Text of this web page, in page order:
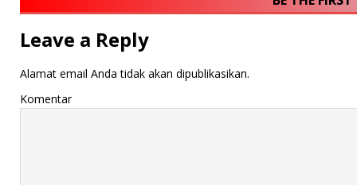
Leave a Reply
Alamat email Anda tidak akan dipublikasikan.
Komentar